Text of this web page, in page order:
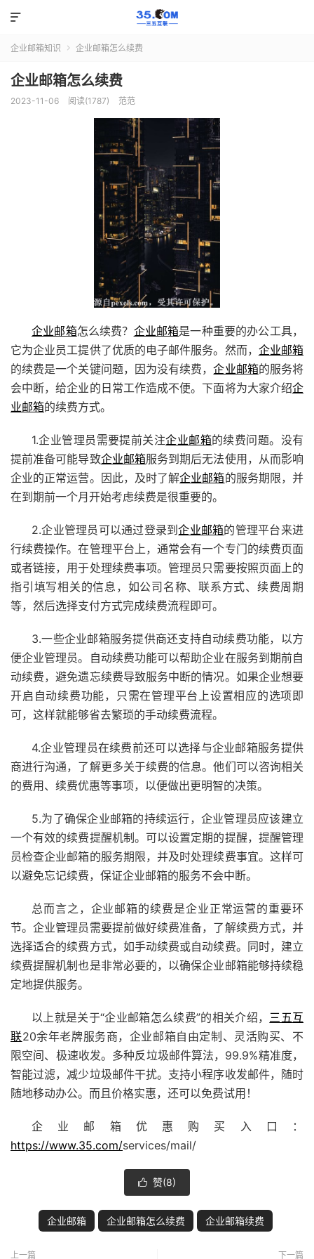

企业邮箱知识  企业邮箱怎么续费
企业邮箱怎么续费
2023-11-06 阅读(1787) 范范
企业邮箱怎么续费？ 企业邮箱是一种重要的办公工具，
它为企业员工提供了优质的电子邮件服务。然而， 企业邮箱
的续费是一个关键问题，因为没有续费，企业邮箱的服务将
会中断，给企业的日常工作造成不便。下面将为大家介绍企
业邮箱的续费方式。
1.企业管理员需要提前关注企业邮箱的续费问题。没有
提前准备可能导致企业邮箱服务到期后无法使用，从而影响
企业的正常运营。因此，及时了解企业邮箱的服务期限，并
在到期前一个月开始考虑续费是很重要的。
2.企业管理员可以通过登录到企业邮箱的管理平台来进
行续费操作。在管理平台上，通常会有一个专门的续费页面
或者链接，用于处理续费事项。管理员只需要按照页面上的
指引填写相关的信息，如公司名称、联系方式、续费周期
等，然后选择支付方式完成续费流程即可。
3.一些企业邮箱服务提供商还支持自动续费功能，以方
便企业管理员。自动续费功能可以帮助企业在服务到期前自
动续费，避免遗忘续费导致服务中断的情况。如果企业想要
开启自动续费功能，只需在管理平台上设置相应的选项即
可，这样就能够省去繁琐的手动续费流程。
4.企业管理员在续费前还可以选择与企业邮箱服务提供
商进行沟通，了解更多关于续费的信息。他们可以咨询相关
的费用、续费优惠等事项，以便做出更明智的决策。
5.为了确保企业邮箱的持续运行，企业管理员应该建立
一个有效的续费提醒机制。可以设置定期的提醒，提醒管理
员检查企业邮箱的服务期限，并及时处理续费事宜。这样可
以避免忘记续费，保证企业邮箱的服务不会中断。
总而言之，企业邮箱的续费是企业正常运营的重要环
节。企业管理员需要提前做好续费准备，了解续费方式，并
选择适合的续费方式，如手动续费或自动续费。同时，建立
续费提醒机制也是非常必要的，以确保企业邮箱能够持续稳
定地提供服务。
以上就是关于“企业邮箱怎么续费”的相关介绍， 三五互
联20余年老牌服务商，企业邮箱自由定制、灵活购买、不
限空间、极速收发。多种反垃圾邮件算法，99.9%精准度，
智能过滤，减少垃圾邮件干扰。支持小程序收发邮件，随时
随地移动办公。而且价格实惠，还可以免费试用！
企业邮箱优惠购买入口：
https://www.35.com/services/mail/
 赞(8)
企业邮箱 企业邮箱怎么续费 企业邮箱续费
上一篇 下一篇